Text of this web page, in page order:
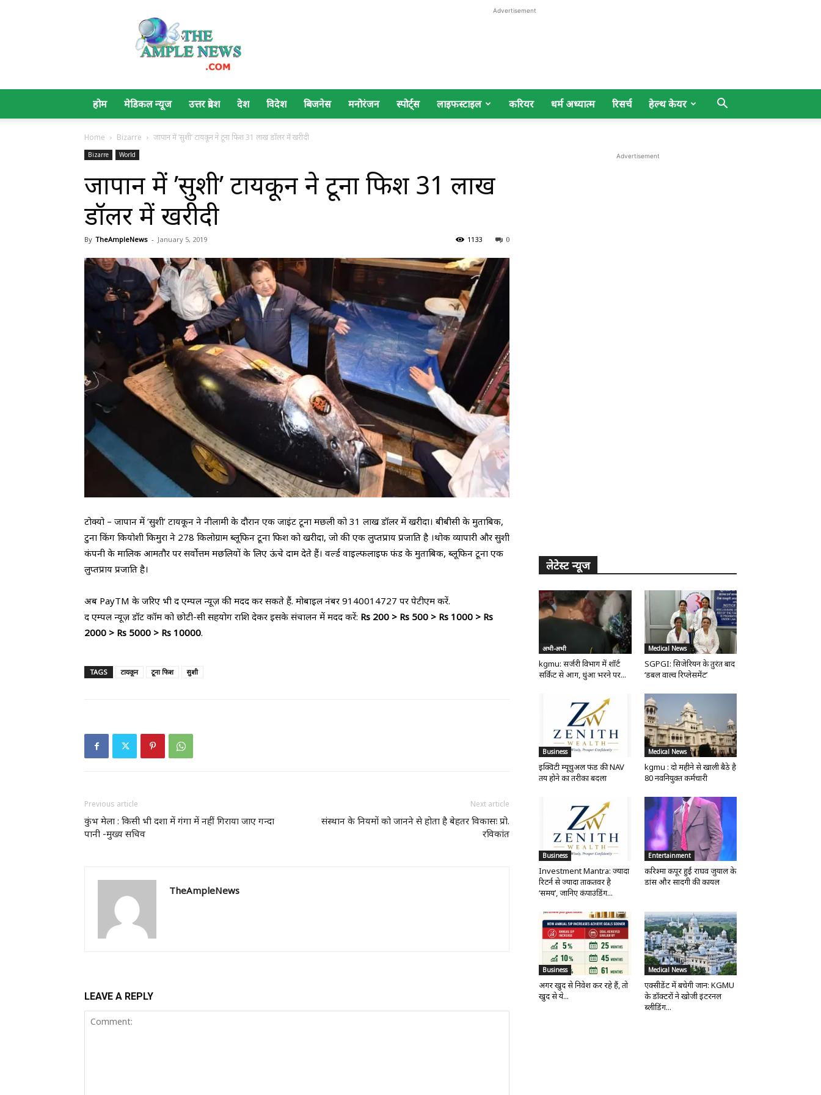
Ample
News
Advertisement
होम मेडिकल न्यूज उत्तर प्रदेश देश विदेश बिजनेस मनोरंजन स्पोर्ट्स लाइफस्टाइल करियर धर्म अध्यात्म रिसर्च हेल्थ केयर
Home Bizarre जापान में ’सुशी’ टायकून ने टूना फिश 31 लाख डॉलर में खरीदी
Bizarre World
जापान में ’सुशी’ टायकून ने टूना फिश 31 लाख
डॉलर में खरीदी
By TheAmpleNews - January 5, 2019 0
1133
टोक्यो – जापान में ’सुशी’ टायकून ने नीलामी के दौरान एक जाइंट टूना मछली को 31 लाख डॉलर में खरीदा। बीबीसी के मुताबिक,
टुना किंग कियोशी किमुरा ने 278 किलोग्राम ब्लूफिन टूना फिश को खरीदा, जो की एक लुप्तप्राय प्रजाति है ।थोक व्यापारी और सुशी
कंपनी के मालिक आमतौर पर सर्वोत्तम मछलियों के लिए ऊंचे दाम देते हैं। वर्ल्ड वाइल्फलाइफ फंड के मुताबिक, ब्लूफिन टूना एक
लुप्तप्राय प्रजाति है।
अब PayTM के जरिए भी द एम्पल न्यूज़ की मदद कर सकते हैं. मोबाइल नंबर 9140014727 पर पेटीएम करें.
द एम्पल न्यूज़ डॉट कॉम को छोटी-सी सहयोग राशि देकर इसके संचालन में मदद करें: Rs 200 > Rs 500 > Rs 1000 > Rs
2000 > Rs 5000 > Rs 10000.
TAGS टायकून टूना फिश सुशी
Previous article
कुंभ मेला : किसी भी दशा में गंगा में नहीं गिराया जाए गन्दा
पानी -मुख्य सचिव
Next article
संस्थान के नियमों को जानने से होता है बेहतर विकासः प्रो.
रविकांत
TheAmpleNews
LEAVE A REPLY
Advertisement
लेटेस्ट न्यूज
अभी-अभी
kgmu: सर्जरी विभाग में शॉर्ट
सर्किट से आग, धुंआ भरने पर...
Medical News
SGPGI: सिजेरियन के तुरंत बाद
‘डबल वाल्व रिप्लेसमेंट’
Business
इक्विटी म्यूचुअल फंड की NAV
तय होने का तरीका बदला
Medical News
kgmu : दो महीने से खाली बैठे है
80 नवनियुक्त कर्मचारी
Business
Investment Mantra: ज्यादा
रिटर्न से ज्यादा ताकतवर है
‘समय’, जानिए कंपाउंडिंग...
Entertainment
करिश्मा कपूर हुईं राघव जुयाल के
डांस और सादगी की कायल
Business
अगर खुद से निवेश कर रहे हैं, तो
खुद से ये...
Medical News
एक्सीडेंट में बचेगी जान: KGMU
के डॉक्टरों ने खोजी इंटरनल
ब्लीडिंग...